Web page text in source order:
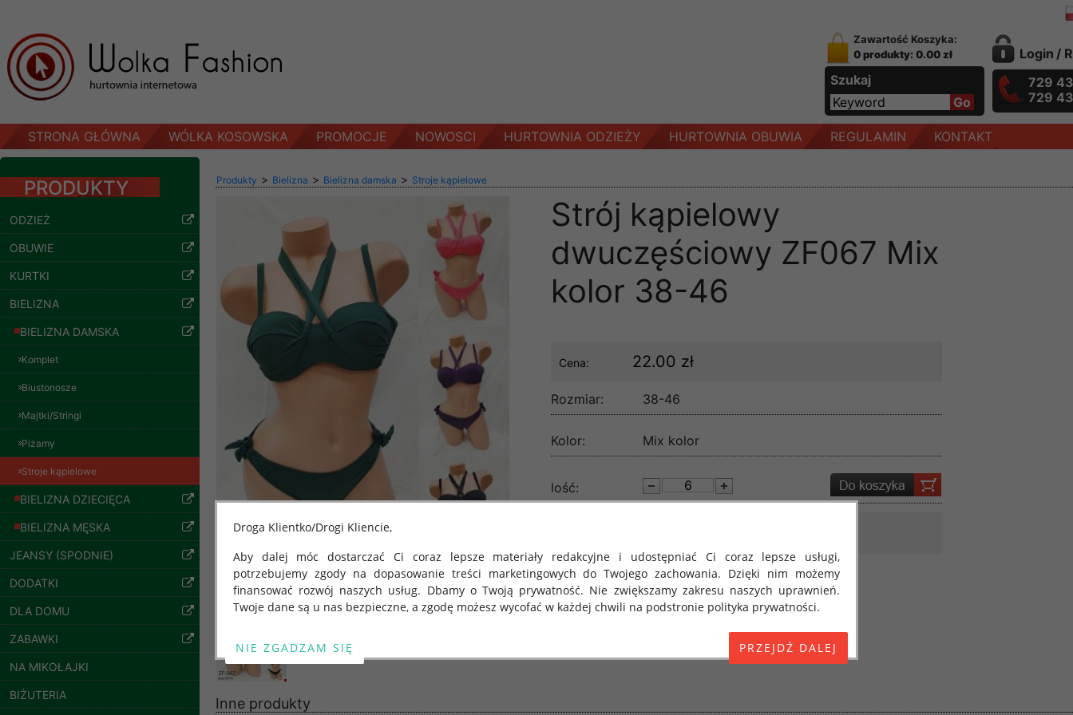
Zawartość Koszyka:
0 produkty: 0.00 zł
Szukaj
Login /
729
729
STRONA GŁÓWNA WÓLKA KOSOWSKA PROMOCJE NOWOSCI HURTOWNIA ODZIEŻY HURTOWNIA OBUWIA REGULAMIN KONTAKT
PRODUKTY
ODZIEŻ
OBUWIE
KURTKI
BIELIZNA
BIELIZNA DAMSKA
Komplet
Biustonosze
Majtki/Stringi
Piżamy
Stroje kąpielowe
BIELIZNA DZIECIĘCA
BIELIZNA MĘSKA
JEANSY (SPODNIE)
DODATKI
DLA DOMU
ZABAWKI
NA MIKOŁAJKI
BIŻUTERIA
Kolor Paczka 10 szt
szczegóły
Spodnie damskie
jeansy Roz 25-30, 1
Kolor Paczka 10 szt
szczegóły
Produkty > Bielizna > Bielizna damska > Stroje kąpielowe
Strój kąpielowy
dwuczęściowy ZF067 Mix
kolor 38-46
Cena: 22.00 zł
Rozmiar: 38-46
Kolor: Mix kolor
lość:
Inne produkty
Droga Klientko/Drogi Kliencie,
Aby dalej móc dostarczać Ci coraz lepsze materiały redakcyjne i udostępniać Ci coraz lepsze usługi,
potrzebujemy zgody na dopasowanie treści marketingowych do Twojego zachowania. Dzięki nim możemy
finansować rozwój naszych usług. Dbamy o Twoją prywatność. Nie zwiększamy zakresu naszych uprawnień.
Twoje dane są u nas bezpieczne, a zgodę możesz wycofać w każdej chwili na podstronie polityka prywatności.
Od 25 maja 2018 roku obowiązuje Rozporządzenie Parlamentu Europejskiego i Rady (UE) 2016/679 z dnia 27
kwietnia 2016 r. w sprawie ochrony osób fizycznych w związku z przetwarzaniem danych osobowych i w sprawie
swobodnego przepływu takich danych oraz uchylenia dyrektywy 95/46/WE (określane jako "RODO", "ORODO",
przetwarzaniu Twoich danych oraz zasadach, na jakich odbywa się to po dniu 25 maja 2018 roku. Poniżej